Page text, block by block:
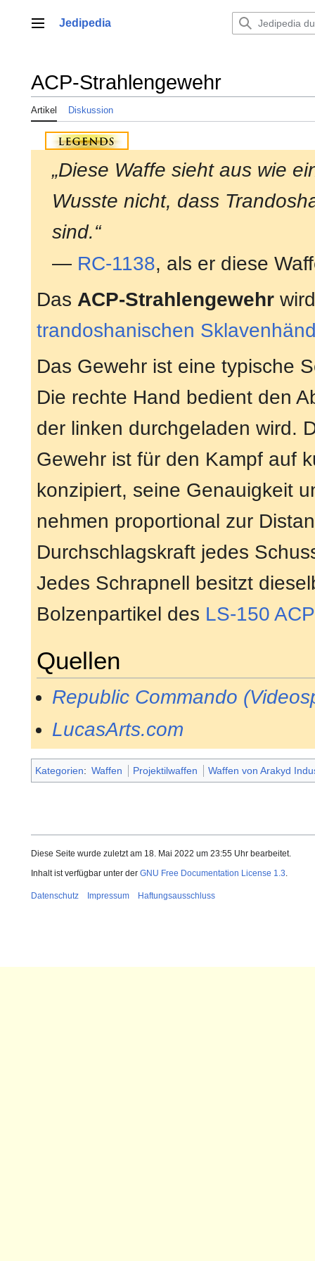
springenHauptmenü
Jedipedia
ACP-Strahlengewehr
Artikel Diskussion
„Diese Waffe sieht aus wie
Wusste nicht, dass
sind.“
— RC-1138, als er diese
Das ACP-Strahlengewehr
trandoshanischen
Das Gewehr ist eine typische
Die rechte Hand bedient den
der linken durchgeladen wird.
Gewehr ist für den Kampf auf
konzipiert, seine Genauigkeit
nehmen proportional zur
Durchschlagskraft jedes
Jedes Schrapnell besitzt
Bolzenpartikel des LS-150
Quellen
Republic Commando
LucasArts.com
Kategorien: Waffen Projektilwaffen Waffen von Arakyd
Diese Seite wurde zuletzt am 18. Mai 2022 um 23:55 Uhr bearbeitet.
Inhalt ist verfügbar unter der GNU Free Documentation License 1.3.
Datenschutz Impressum Haftungsausschluss